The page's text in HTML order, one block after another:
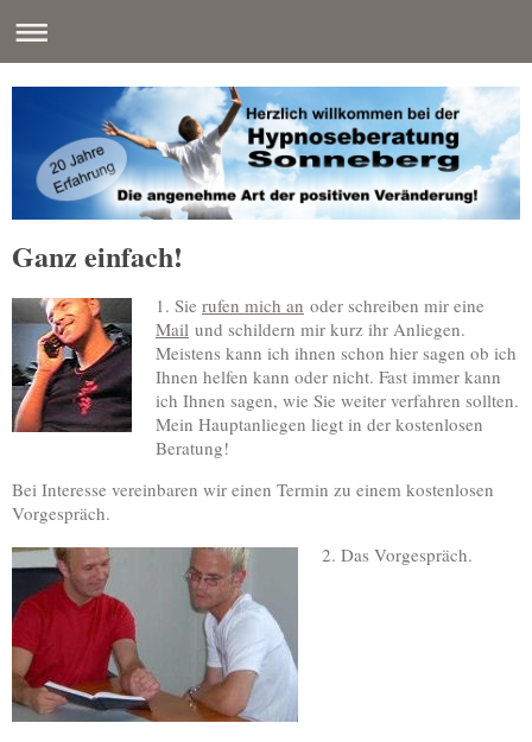
Ganz einfach!
1. Sie rufen mich an oder schreiben mir eine
Mail und schildern mir kurz ihr Anliegen.
Meistens kann ich ihnen schon hier sagen ob ich
Ihnen helfen kann oder nicht. Fast immer kann
ich Ihnen sagen, wie Sie weiter verfahren sollten.
Mein Hauptanliegen liegt in der kostenlosen
Beratung!
Bei Interesse vereinbaren wir einen Termin zu einem kostenlosen
Vorgespräch.
2. Das Vorgespräch.